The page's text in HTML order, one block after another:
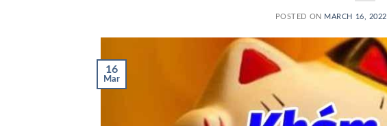
POSTED ON MARCH 16, 2022
16
Mar